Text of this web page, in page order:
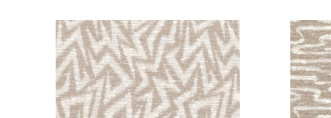
Laine
Lin
Polyester
Satin